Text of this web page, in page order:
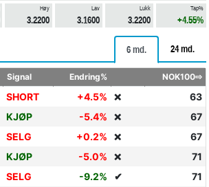
Høy
3.2200
Lav
3.1600
Lukk
3.2200
Tap%
+4.55%
6 md. 24 md.
Signal Endring% NOK100⇨
SHORT +4.5% ❌
63
KJØP -5.4% ❌
67
SELG +0.2% ❌
67
KJØP -5.0% ❌
71
SELG -9.2% ✔
71